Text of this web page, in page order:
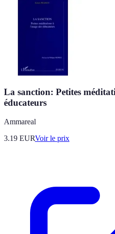
La sanction: Petites
éducateurs
Ammareal
3.19 EURVoir le prix